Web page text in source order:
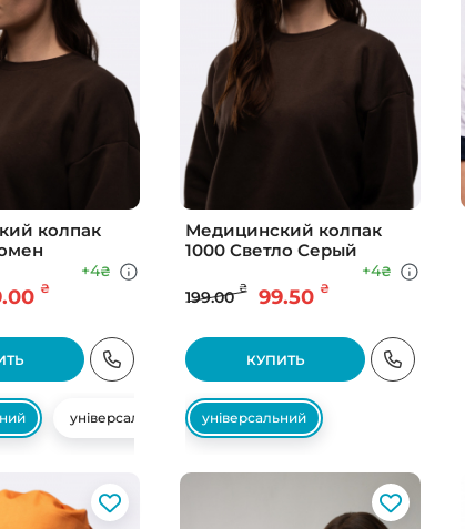
колпак
₴
+4₴
універсальний
Медицинский колпак
1000 Светло Серый
199.00 ₴ 99.50 ₴
+4₴
КУПИТЬ
універсальний